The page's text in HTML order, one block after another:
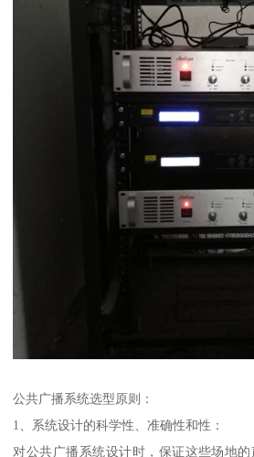
公共广播系统选型原则：
1、系统设计的科学性、准确性和性：
对公共广播系统设计时，保证这些场地